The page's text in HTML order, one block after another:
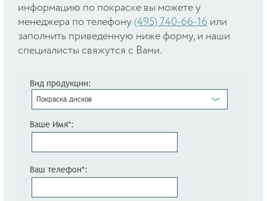
информацию по покраске вы можете у
менеджера по телефону (495) 740-66-16 или
заполнить приведенную ниже форму, и наши
специалисты свяжутся с Вами.
Вид продукции:
Покраска дисков
Ваше Имя*:
Ваш телефон*: